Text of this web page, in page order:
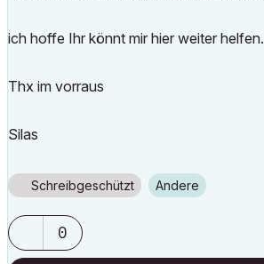
ich hoffe Ihr könnt mir hier weiter helfen.
Thx im vorraus
Silas
Schreibgeschützt Andere
0